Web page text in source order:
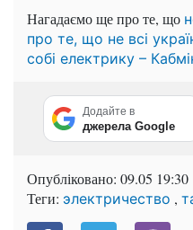
Нагадаємо ще про те, що
про те, що не всі
собі електрику –
Додайте в
джерела Google
Опубліковано: 09.05 19:30
Теги: электричество ,